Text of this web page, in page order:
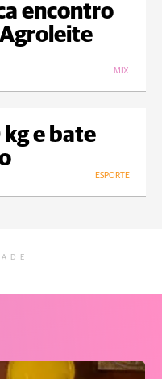
encontro
Agroleite
MIX
e bate
ESPORTE